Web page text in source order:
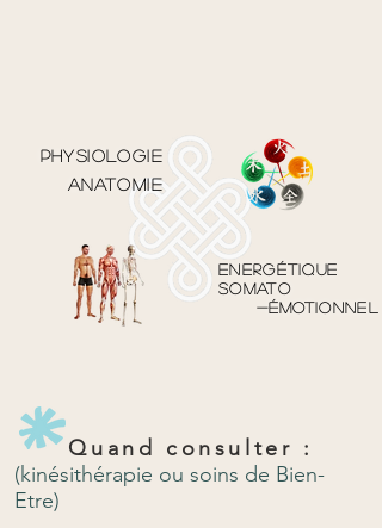
Physiologie
Anatomie
Energétique
Somato
-émotionnel
Quand consulter :
(kinésithérapie ou soins de Bien-
Etre)